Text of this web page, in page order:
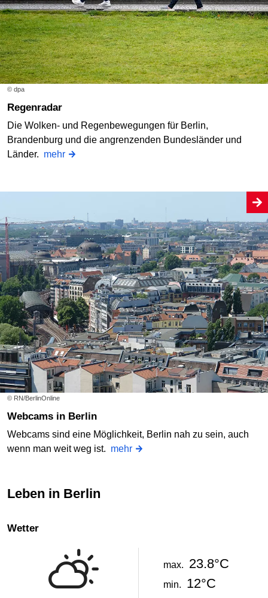
© dpa
Regenradar
Die Wolken- und Regenbewegungen für Berlin,
Brandenburg und die angrenzenden Bundesländer und
Länder. mehr
© RN/BerlinOnline
Webcams in Berlin
Webcams sind eine Möglichkeit, Berlin nah zu sein, auch
wenn man weit weg ist. mehr
Leben in Berlin
Wetter
max. 23.8°C
min. 12°C